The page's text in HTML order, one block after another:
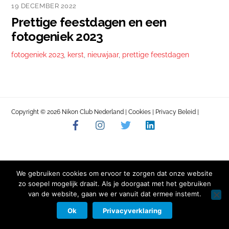
19 DECEMBER 2022
Prettige feestdagen en een
fotogeniek 2023
fotogeniek 2023, kerst, nieuwjaar, prettige feestdagen
Copyright © 2026 Nikon Club Nederland |Cookies Privacy Beleid
FacebookInstagramTwitter
We gebruiken cookies om ervoor te zorgen dat onze website
zo soepel mogelijk draait. Als je doorgaat met het gebruiken
van de website, gaan we er vanuit dat ermee instemt.
Ok Privacyverklaring